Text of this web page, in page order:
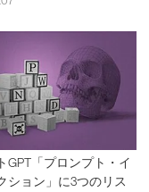
GPT「プロンプト・イ
ション」に3つのリス